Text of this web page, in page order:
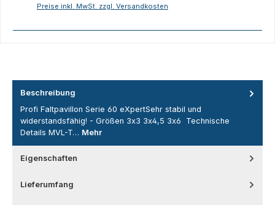
Preise inkl. MwSt. zzgl. Versandkosten
Beschreibung
Profi Faltpavillon Serie 60 eXpertSehr stabil und
widerstandsfähig! - Größen 3x3 3x4,5 3x6 Technische
Details MVL-T… Mehr
Eigenschaften
Lieferumfang